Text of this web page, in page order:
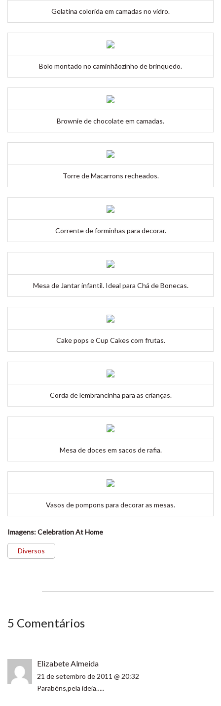
Gelatina colorida em camadas no vidro.
Bolo montado no caminhãozinho de brinquedo.
Brownie de chocolate em camadas.
Torre de Macarrons recheados.
Corrente de forminhas para decorar.
Mesa de Jantar infantil. Ideal para Chá de Bonecas.
Cake pops e Cup Cakes com frutas.
Corda de lembrancinha para as crianças.
Mesa de doces em sacos de rafia.
Vasos de pompons para decorar as mesas.
Imagens: Celebration At Home
Diversos
5 Comentários
Elizabete Almeida
21 de setembro de 2011 @ 20:32
Parabéns,pela ideia…..